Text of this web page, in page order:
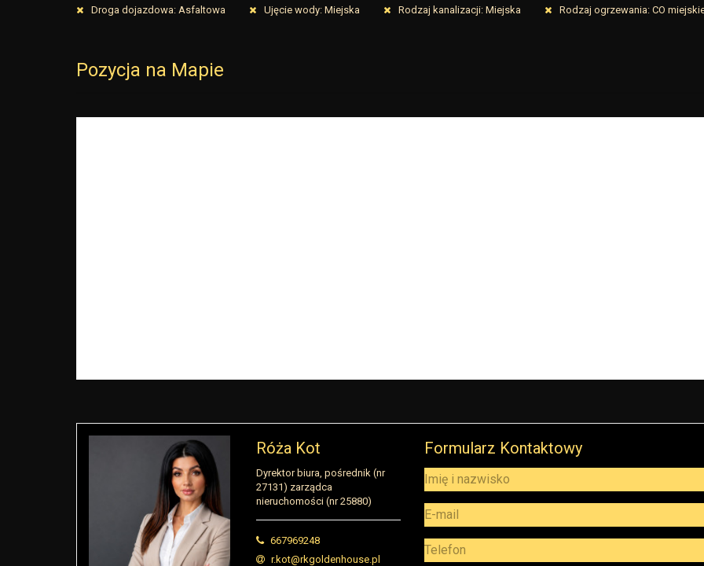
Droga dojazdowa: Asfaltowa Ujęcie wody: Miejska Rodzaj kanalizacji: Miejska Rodzaj ogrzewania: CO
Pozycja na Mapie
Róża Kot
Dyrektor biura, pośrednik (nr
27131) zarządca
nieruchomości (nr 25880)
667969248
r.kot@rkgoldenhouse.pl
Formularz Kontaktowy